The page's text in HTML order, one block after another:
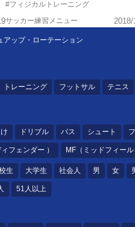
#フィジカルトレーニング
サッカー練習メニュー
アップ・ローテーション
トレーニング フットサル テニス
ドリブル パス シュート
フェンダー ） MF（ミッドフィール
生 大学生 社会人 男 女
51人以上